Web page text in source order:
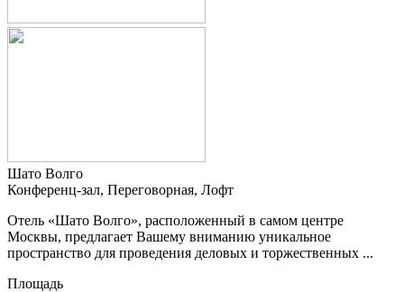
Шато Волго
Конференц-зал, Переговорная, Лофт
Отель «Шато Волго», расположенный в самом центре
Москвы, предлагает Вашему вниманию уникальное
пространство для проведения деловых и торжественных ...
Площадь